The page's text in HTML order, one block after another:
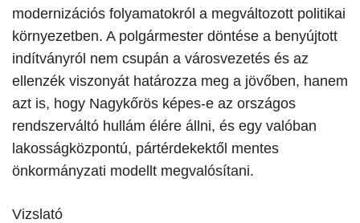
modernizációs folyamatokról a megváltozott politikai
környezetben. A polgármester döntése a benyújtott
indítványról nem csupán a városvezetés és az
ellenzék viszonyát határozza meg a jövőben, hanem
azt is, hogy Nagykőrös képes-e az országos
rendszerváltó hullám élére állni, és egy valóban
lakosságközpontú, pártérdekektől mentes
önkormányzati modellt megvalósítani.
Vizslató